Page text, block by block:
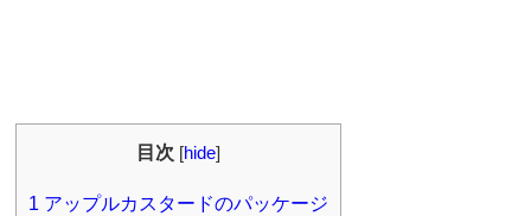
目次 [hide]
1 アップルカスタードのパッケージ